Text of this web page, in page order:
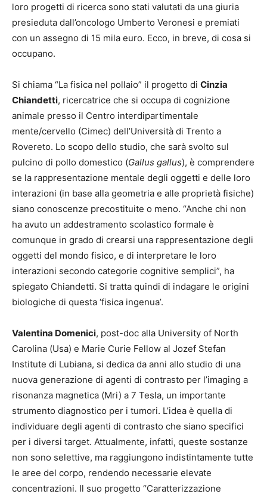
loro progetti di ricerca sono stati valutati da una giuria
presieduta dall’oncologo Umberto Veronesi e premiati
con un assegno di 15 mila euro. Ecco, in breve, di cosa si
occupano.
Si chiama “La fisica nel pollaio” il progetto di Cinzia
Chiandetti, ricercatrice che si occupa di cognizione
animale presso il Centro interdipartimentale
mente/cervello (Cimec) dell’Università di Trento a
Rovereto. Lo scopo dello studio, che sarà svolto sul
pulcino di pollo domestico (Gallus gallus), è comprendere
se la rappresentazione mentale degli oggetti e delle loro
interazioni (in base alla geometria e alle proprietà fisiche)
siano conoscenze precostituite o meno. “Anche chi non
ha avuto un addestramento scolastico formale è
comunque in grado di crearsi una rappresentazione degli
oggetti del mondo fisico, e di interpretare le loro
interazioni secondo categorie cognitive semplici”, ha
spiegato Chiandetti. Si tratta quindi di indagare le origini
biologiche di questa ‘fisica ingenua’.
Valentina Domenici, post-doc alla University of North
Carolina (Usa) e Marie Curie Fellow al Jozef Stefan
Institute di Lubiana, si dedica da anni allo studio di una
nuova generazione di agenti di contrasto per l’imaging a
risonanza magnetica (Mri) a 7 Tesla, un importante
strumento diagnostico per i tumori. L’idea è quella di
individuare degli agenti di contrasto che siano specifici
per i diversi target. Attualmente, infatti, queste sostanze
non sono selettive, ma raggiungono indistintamente tutte
le aree del corpo, rendendo necessarie elevate
concentrazioni. Il suo progetto “Caratterizzazione